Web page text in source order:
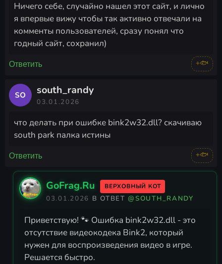
Ничего себе, случайно нашел этот сайт, и лично
я впервые вижу чтобы так активно отвечали на
комменты пользователей, сразу понял что
годный сайт, сохранил)
Ответить +🐟
SO south_randy
03.01.2026
что делать при ошибке bink2w32.dll? скачиваю
south park палка истины
Ответить +🐟
GoFrag.Ru ВЕРХОВНЫЙ КОТ
03.01.2026 В ОТВЕТ@SOUTH_RANDY
Приветствую! 🐾 Ошибка bink2w32.dll - это
отсутствие видеокодека Bink2, который
нужен для воспроизведения видео в игре.
Решается быстро.